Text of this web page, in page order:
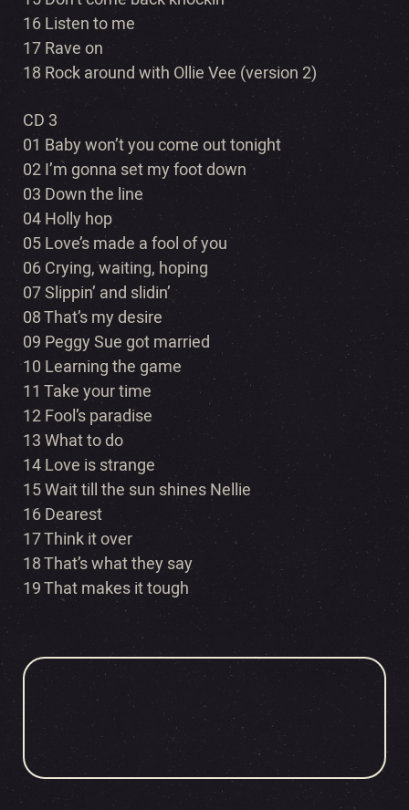
16 Listen to me
17 Rave on
18 Rock around with Ollie Vee (version 2)
CD 3
01 Baby won’t you come out tonight
02 I’m gonna set my foot down
03 Down the line
04 Holly hop
05 Love’s made a fool of you
06 Crying, waiting, hoping
07 Slippin’ and slidin’
08 That’s my desire
09 Peggy Sue got married
10 Learning the game
11 Take your time
12 Fool’s paradise
13 What to do
14 Love is strange
15 Wait till the sun shines Nellie
16 Dearest
17 Think it over
18 That’s what they say
19 That makes it tough